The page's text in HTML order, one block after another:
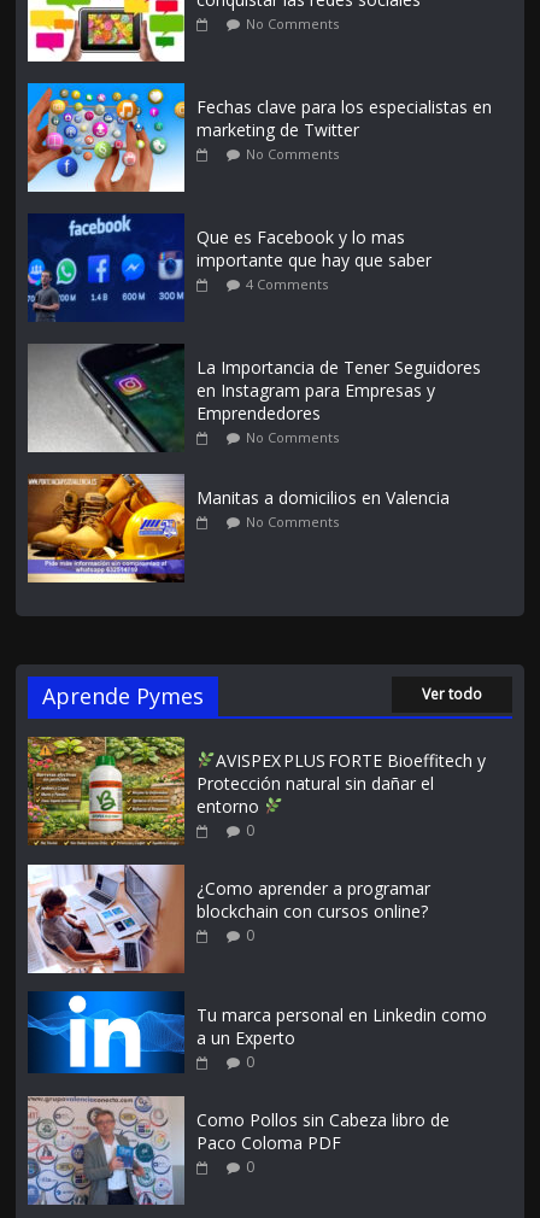
No Comments
Fechas clave para los especialistas en
marketing de Twitter
No Comments
Que es Facebook y lo mas
importante que hay que saber
4 Comments
La Importancia de Tener Seguidores
en Instagram para Empresas y
Emprendedores
No Comments
Manitas a domicilios en Valencia
No Comments
Aprende Pymes Ver todo
AVISPEX PLUS FORTE Bioeffitech y
Protección natural sin dañar el
entorno
0
¿Como aprender a programar
blockchain con cursos online?
0
Tu marca personal en Linkedin como
a un Experto
0
Como Pollos sin Cabeza libro de
Paco Coloma PDF
0